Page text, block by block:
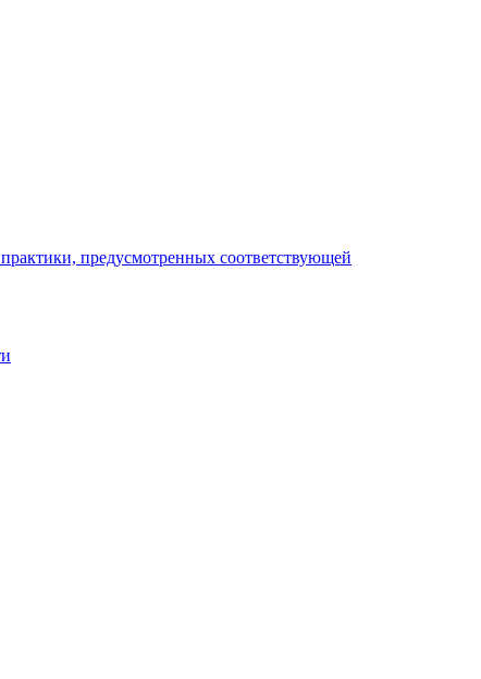
предусмотренных соответствующей